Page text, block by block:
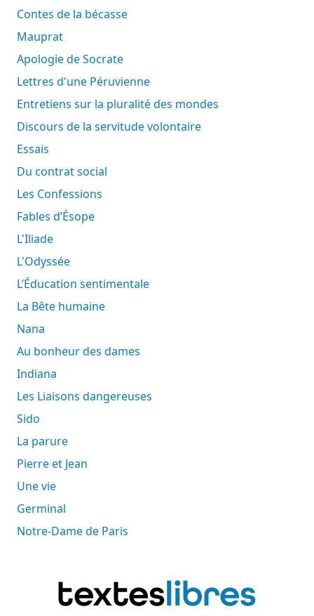
Contes de la bécasse
Mauprat
Apologie de Socrate
Lettres d'une Péruvienne
Entretiens sur la pluralité des mondes
Discours de la servitude volontaire
Essais
Du contrat social
Les Confessions
Fables d’Ésope
L'Iliade
L'Odyssée
L’Éducation sentimentale
La Bête humaine
Nana
Au bonheur des dames
Indiana
Les Liaisons dangereuses
Sido
La parure
Pierre et Jean
Une vie
Germinal
Notre-Dame de Paris